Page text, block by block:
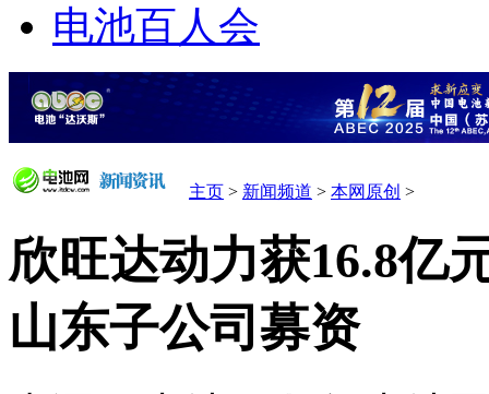
电池百人会
主页 > 新闻频道 > 本网原创 >
欣旺达动力获16.8亿
山东子公司募资